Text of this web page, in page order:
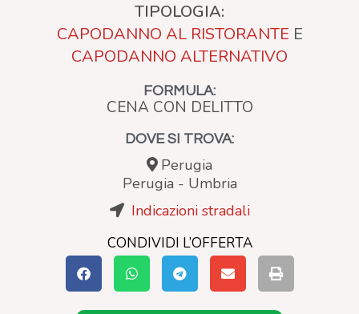
TIPOLOGIA:
CAPODANNO AL RISTORANTE E
CAPODANNO ALTERNATIVO
FORMULA:
CENA CON DELITTO
DOVE SI TROVA:
Perugia
Perugia- Umbria
Indicazioni stradali
CONDIVIDI L’OFFERTA